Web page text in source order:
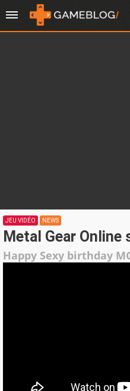
JEU VIDÉO NEWS
Metal Gear Online
Happy Sexy birthday